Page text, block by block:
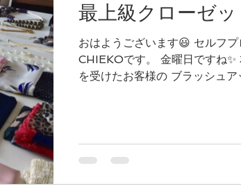
最上級クローゼ
おはようございます😃 セルフ
CHIEKOです。 金曜日ですね✨ 本日は
を受けたお客様の ブラッシュ